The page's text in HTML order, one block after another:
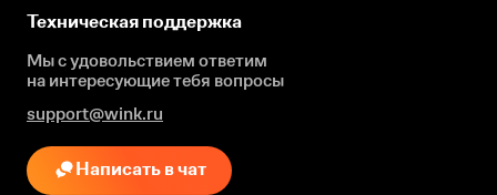
Техническая поддержка
Мы с удовольствием ответим
на интересующиетебя вопросы
support@wink.ru
Написать в чат